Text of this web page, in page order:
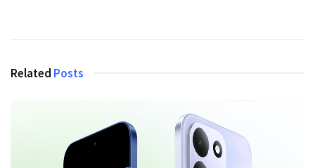
Related Posts